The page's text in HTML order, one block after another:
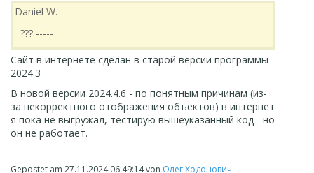
Daniel W.
??? -----
Сайт в интернете сделан в старой версии программы
2024.3
В новой версии 2024.4.6 - по понятным причинам (из-
за некорректного отображения объектов) в интернет
я пока не выгружал, тестирую вышеуказанный код - но
он не работает.
Gepostet am 27.11.2024 06:49:14von Олег Ходонович